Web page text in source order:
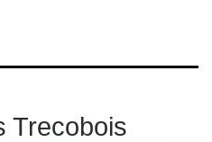
Trecobois